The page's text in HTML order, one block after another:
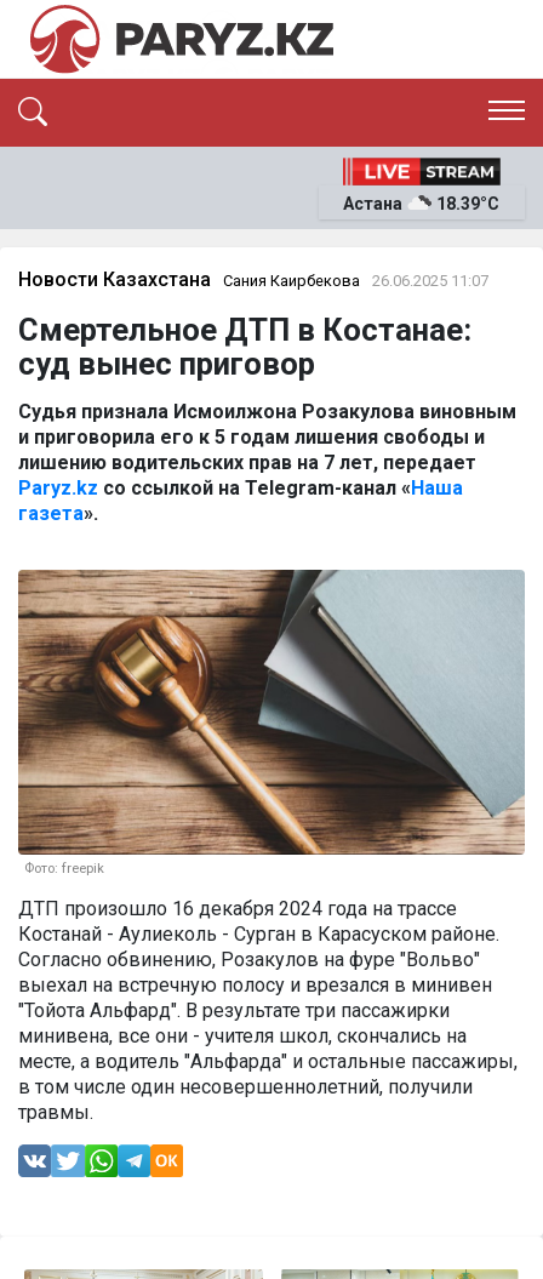
ЭКОНОМИКА
ОҚИҒА
News
Астана 18.39°C
Новости Казахстана Сания Каирбекова 26.06.2025 11:07
Смертельное ДТП в Костанае:
суд вынес приговор
Судья признала Исмоилжона Розакулова виновным
и приговорила его к 5 годам лишения свободы и
лишению водительских прав на 7 лет, передает
Paryz.kz со ссылкой на Telegram-канал « Наша
газета».
Фото: freepik
ДТП произошло 16 декабря 2024 года на трассе
Костанай - Аулиеколь - Сурган в Карасуском районе.
Согласно обвинению, Розакулов на фуре "Вольво"
выехал на встречную полосу и врезался в минивен
"Тойота Альфард". В результате три пассажирки
минивена, все они - учителя школ, скончались на
месте, а водитель "Альфарда" и остальные пассажиры,
в том числе один несовершеннолетний, получили
травмы.